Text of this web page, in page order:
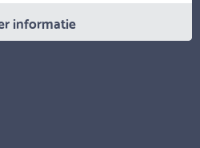
informatie